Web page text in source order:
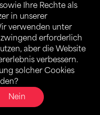
Ihre Rechte als
in unserer
verwenden unter
erforderlich
aber die Website
verbessern.
solcher Cookies
Nein